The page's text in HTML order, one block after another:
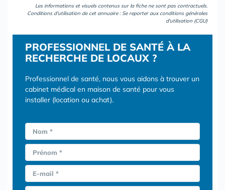
Les informations et visuels contenus sur la fiche ne sont pas contractuels.
Conditions d'utilisation de cet annuaire : Se reporter aux conditions générales
d'utilisation (CGU)
PROFESSIONNEL DE SANTÉ À LA
RECHERCHE DE LOCAUX ?
Professionnel de santé, nous vous aidons à trouver un
cabinet médical en maison de santé pour vous
installer (location ou achat).
Nom *
Prénom *
E-mail *